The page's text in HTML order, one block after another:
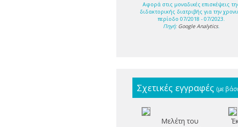
Αφορά στις μοναδικές επισκέψεις
διδακτορικής διατριβής για την
περίοδο 07/2018 - 07/2023.
Πηγή: Google Analytics.
Σχετικές εγγραφές (με
Μελέτη του